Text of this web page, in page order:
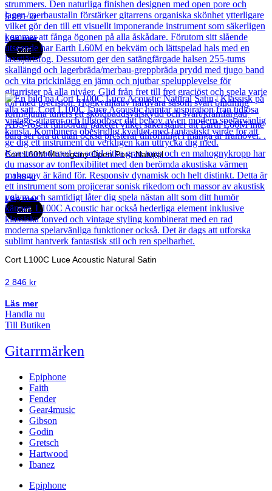
5 891kr
Läs mer
Cort
Cort L60M Mahogany Open Pore Natural
2 188kr
Läs mer
Cort
Cort L100C Luce Acoustic Natural Satin
2 846 kr
Läs mer
Handla nu
Till Butiken
Gitarrmärken
Epiphone
Faith
Fender
Gear4music
Gibson
Godin
Gretsch
Hartwood
Ibanez
Epiphone